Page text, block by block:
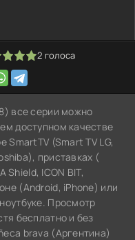
2 голоса
все серии можно
доступном качестве
SmartTV (Smart TV LG,
приставках (
Shield, ICON BIT,
(Android, iPhone) или
Просмотр
бесплатно и без
brava (Аргентина)